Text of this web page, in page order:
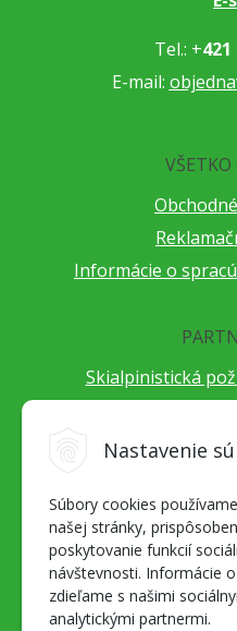
Nastavenie
Súbory cookies
našej stránky,
poskytovanie funkcií
návštevnosti. Informácie
zdieľame s našimi
analytickými partnermi.
Tel.: +421
E-mail:
Informácie o
Skialpinistická
Cestovateľský
Hore-